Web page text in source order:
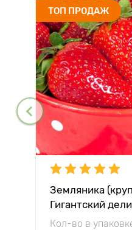
ТОП ПРОДАЖ
Земляника
Гигантский
Кол-во в